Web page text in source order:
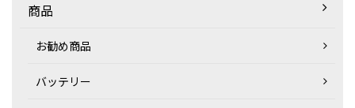
商品
お勧め商品
バッテリー